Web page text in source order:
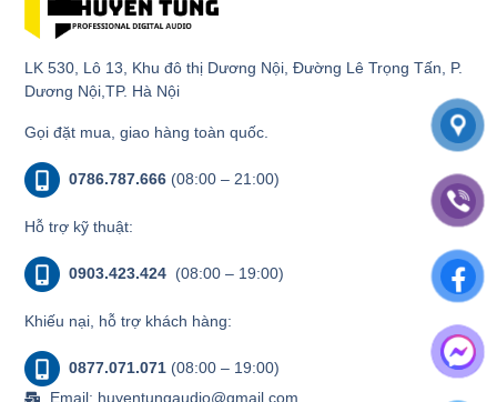
LK 530, Lô 13, Khu đô thị Dương Nội, Đường Lê Trọng Tấn, P.
Dương Nội,TP. Hà Nội
Gọi đặt mua, giao hàng toàn quốc.
0786.787.666 (08:00 – 21:00)
Hỗ trợ kỹ thuật:
0903.423.424 (08:00 – 19:00)
Khiếu nại, hỗ trợ khách hàng:
0877.071.071 (08:00 – 19:00)
Email: huyentungaudio@gmail.com